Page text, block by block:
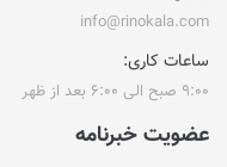
info@rinokala.com
ساعات کاری:
۹:۰۰ صبح الی ۶:۰۰ بعد از ظهر
عضویت خبرنامه